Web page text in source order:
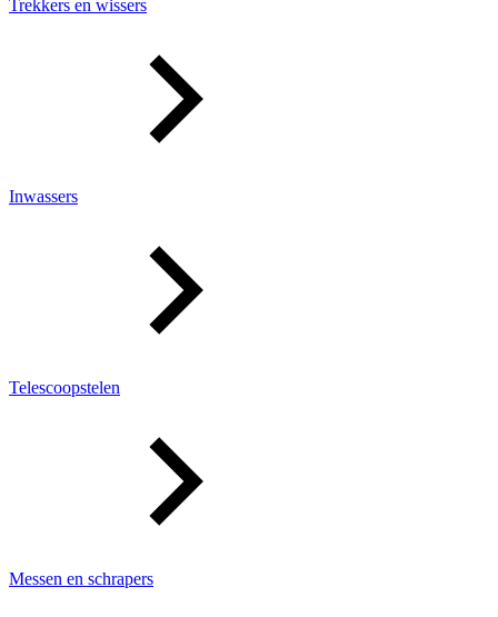
Trekkers en wissers
Inwassers
Telescoopstelen
Messen en schrapers